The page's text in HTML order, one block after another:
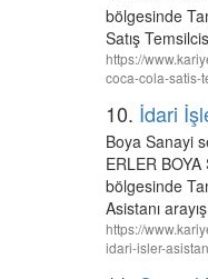
bölgesinde
Satış
https://
coca-cola-satis-
10. İdari
Boya Sanayi
ERLER
bölgesinde
Asistanı
https://
idari-isler-